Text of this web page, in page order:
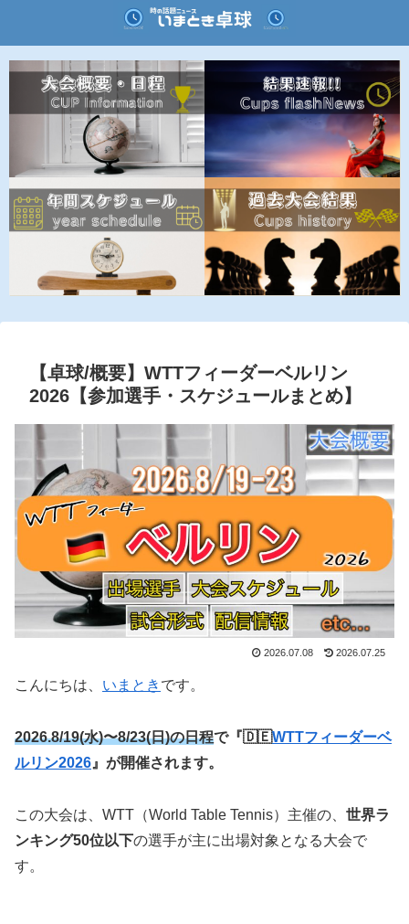
【卓球/概要】WTTフィーダーベルリン
2026【参加選手・スケジュールまとめ】
2026.07.08 2026.07.25
こんにちは、 いまとき です。
2026.8/19(水)〜8/23(日)の日程で『🇩🇪WTTフィーダーベ
ルリン2026 』が開催されます。
この大会は、WTT（World Table Tennis）主催の、 世界ラ
ンキング50位以下の選手が主に出場対象となる大会で
す。